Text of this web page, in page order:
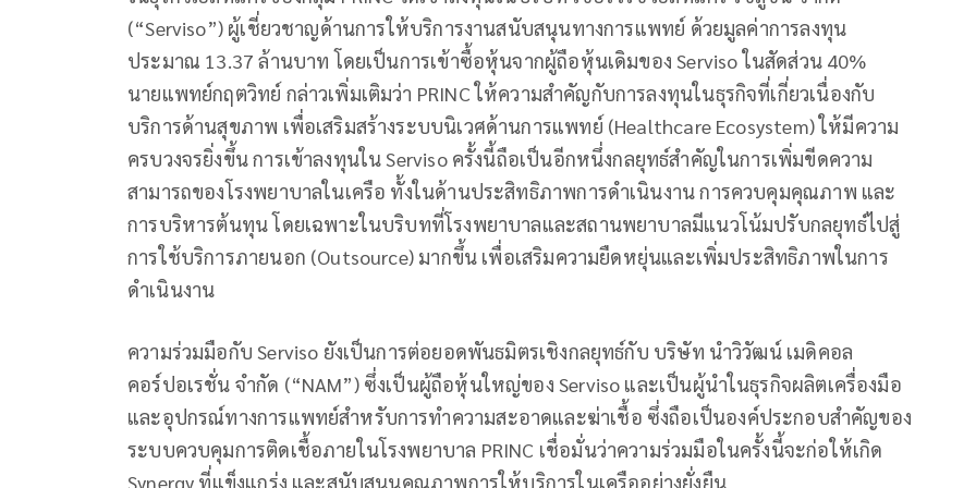
(“Serviso”) ผู้เชี่ยวชาญด้านการให้บริการงานสนับสนุนทางการแพทย์ ด้วยมูลค่าการลงทุน
ประมาณ 13.37 ล้านบาท โดยเป็นการเข้าซื้อหุ้นจากผู้ถือหุ้นเดิมของ Serviso ในสัดส่วน 40%
นายแพทย์กฤตวิทย์ กล่าวเพิ่มเติมว่า PRINC ให้ความสำคัญกับการลงทุนในธุรกิจที่เกี่ยวเนื่องกับ
บริการด้านสุขภาพ เพื่อเสริมสร้างระบบนิเวศด้านการแพทย์ (Healthcare Ecosystem) ให้มีความ
ครบวงจรยิ่งขึ้น การเข้าลงทุนใน Serviso ครั้งนี้ถือเป็นอีกหนึ่งกลยุทธ์สำคัญในการเพิ่มขีดความ
สามารถของโรงพยาบาลในเครือ ทั้งในด้านประสิทธิภาพการดำเนินงาน การควบคุมคุณภาพ และ
การบริหารต้นทุน โดยเฉพาะในบริบทที่โรงพยาบาลและสถานพยาบาลมีแนวโน้มปรับกลยุทธ์ไปสู่
การใช้บริการภายนอก (Outsource) มากขึ้น เพื่อเสริมความยืดหยุ่นและเพิ่มประสิทธิภาพในการ
ดำเนินงาน
ความร่วมมือกับ Serviso ยังเป็นการต่อยอดพันธมิตรเชิงกลยุทธ์กับ บริษัท นำวิวัฒน์ เมดิคอล
คอร์ปอเรชั่น จำกัด (“NAM”) ซึ่งเป็นผู้ถือหุ้นใหญ่ของ Serviso และเป็นผู้นำในธุรกิจผลิตเครื่องมือ
และอุปกรณ์ทางการแพทย์สำหรับการทำความสะอาดและฆ่าเชื้อ ซึ่งถือเป็นองค์ประกอบสำคัญของ
ระบบควบคุมการติดเชื้อภายในโรงพยาบาล PRINC เชื่อมั่นว่าความร่วมมือในครั้งนี้จะก่อให้เกิด
Synergy ที่แข็งแกร่ง และสนับสนุนคุณภาพการให้บริการในเครืออย่างยั่งยืน